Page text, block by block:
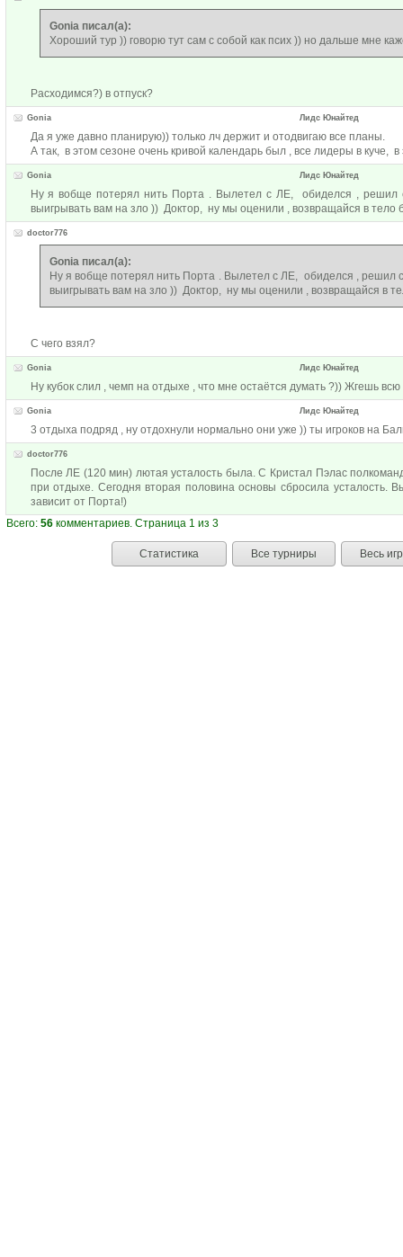
Gonia писал(а):
Хороший тур )) говорю тут сам с собой как псих )) но дальше мне
Расходимся?) в отпуск?
Gonia Лидс Юнайтед
Да я уже давно планирую)) только лч держит и отодвигаю все планы.
А так, в этом сезоне очень кривой календарь был , все лидеры в куче,
Gonia Лидс Юнайтед
Ну я вобще потерял нить Порта . Вылетел с ЛЕ, обиделся , решил
выигрывать вам на зло )) Доктор, ну мы оценили , возвращайся в тело
doctor776
Gonia писал(а):
Ну я вобще потерял нить Порта . Вылетел с ЛЕ, обиделся , решил
выигрывать вам на зло )) Доктор, ну мы оценили , возвращайся в
С чего взял?
Gonia Лидс Юнайтед
Ну кубок слил , чемп на отдыхе , что мне остаётся думать ?)) Жгешь всю
Gonia Лидс Юнайтед
3 отдыха подряд , ну отдохнули нормально они уже )) ты игроков на
doctor776
После ЛЕ (120 мин) лютая усталость была. С Кристал Пэлас
при отдыхе. Сегодня вторая половина основы сбросила
зависит от Порта!)
Всего: 56 комментариев. Страница 1 из 3
Статистика Все турниры Весь